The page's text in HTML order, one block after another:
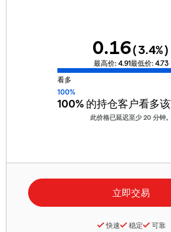
0.16(3.4%)
最高价: 4.91最低价: 4.73
看多
100%
100%的持仓客户看多
此价格已延迟至少 20 分钟。
快速 稳定 可靠